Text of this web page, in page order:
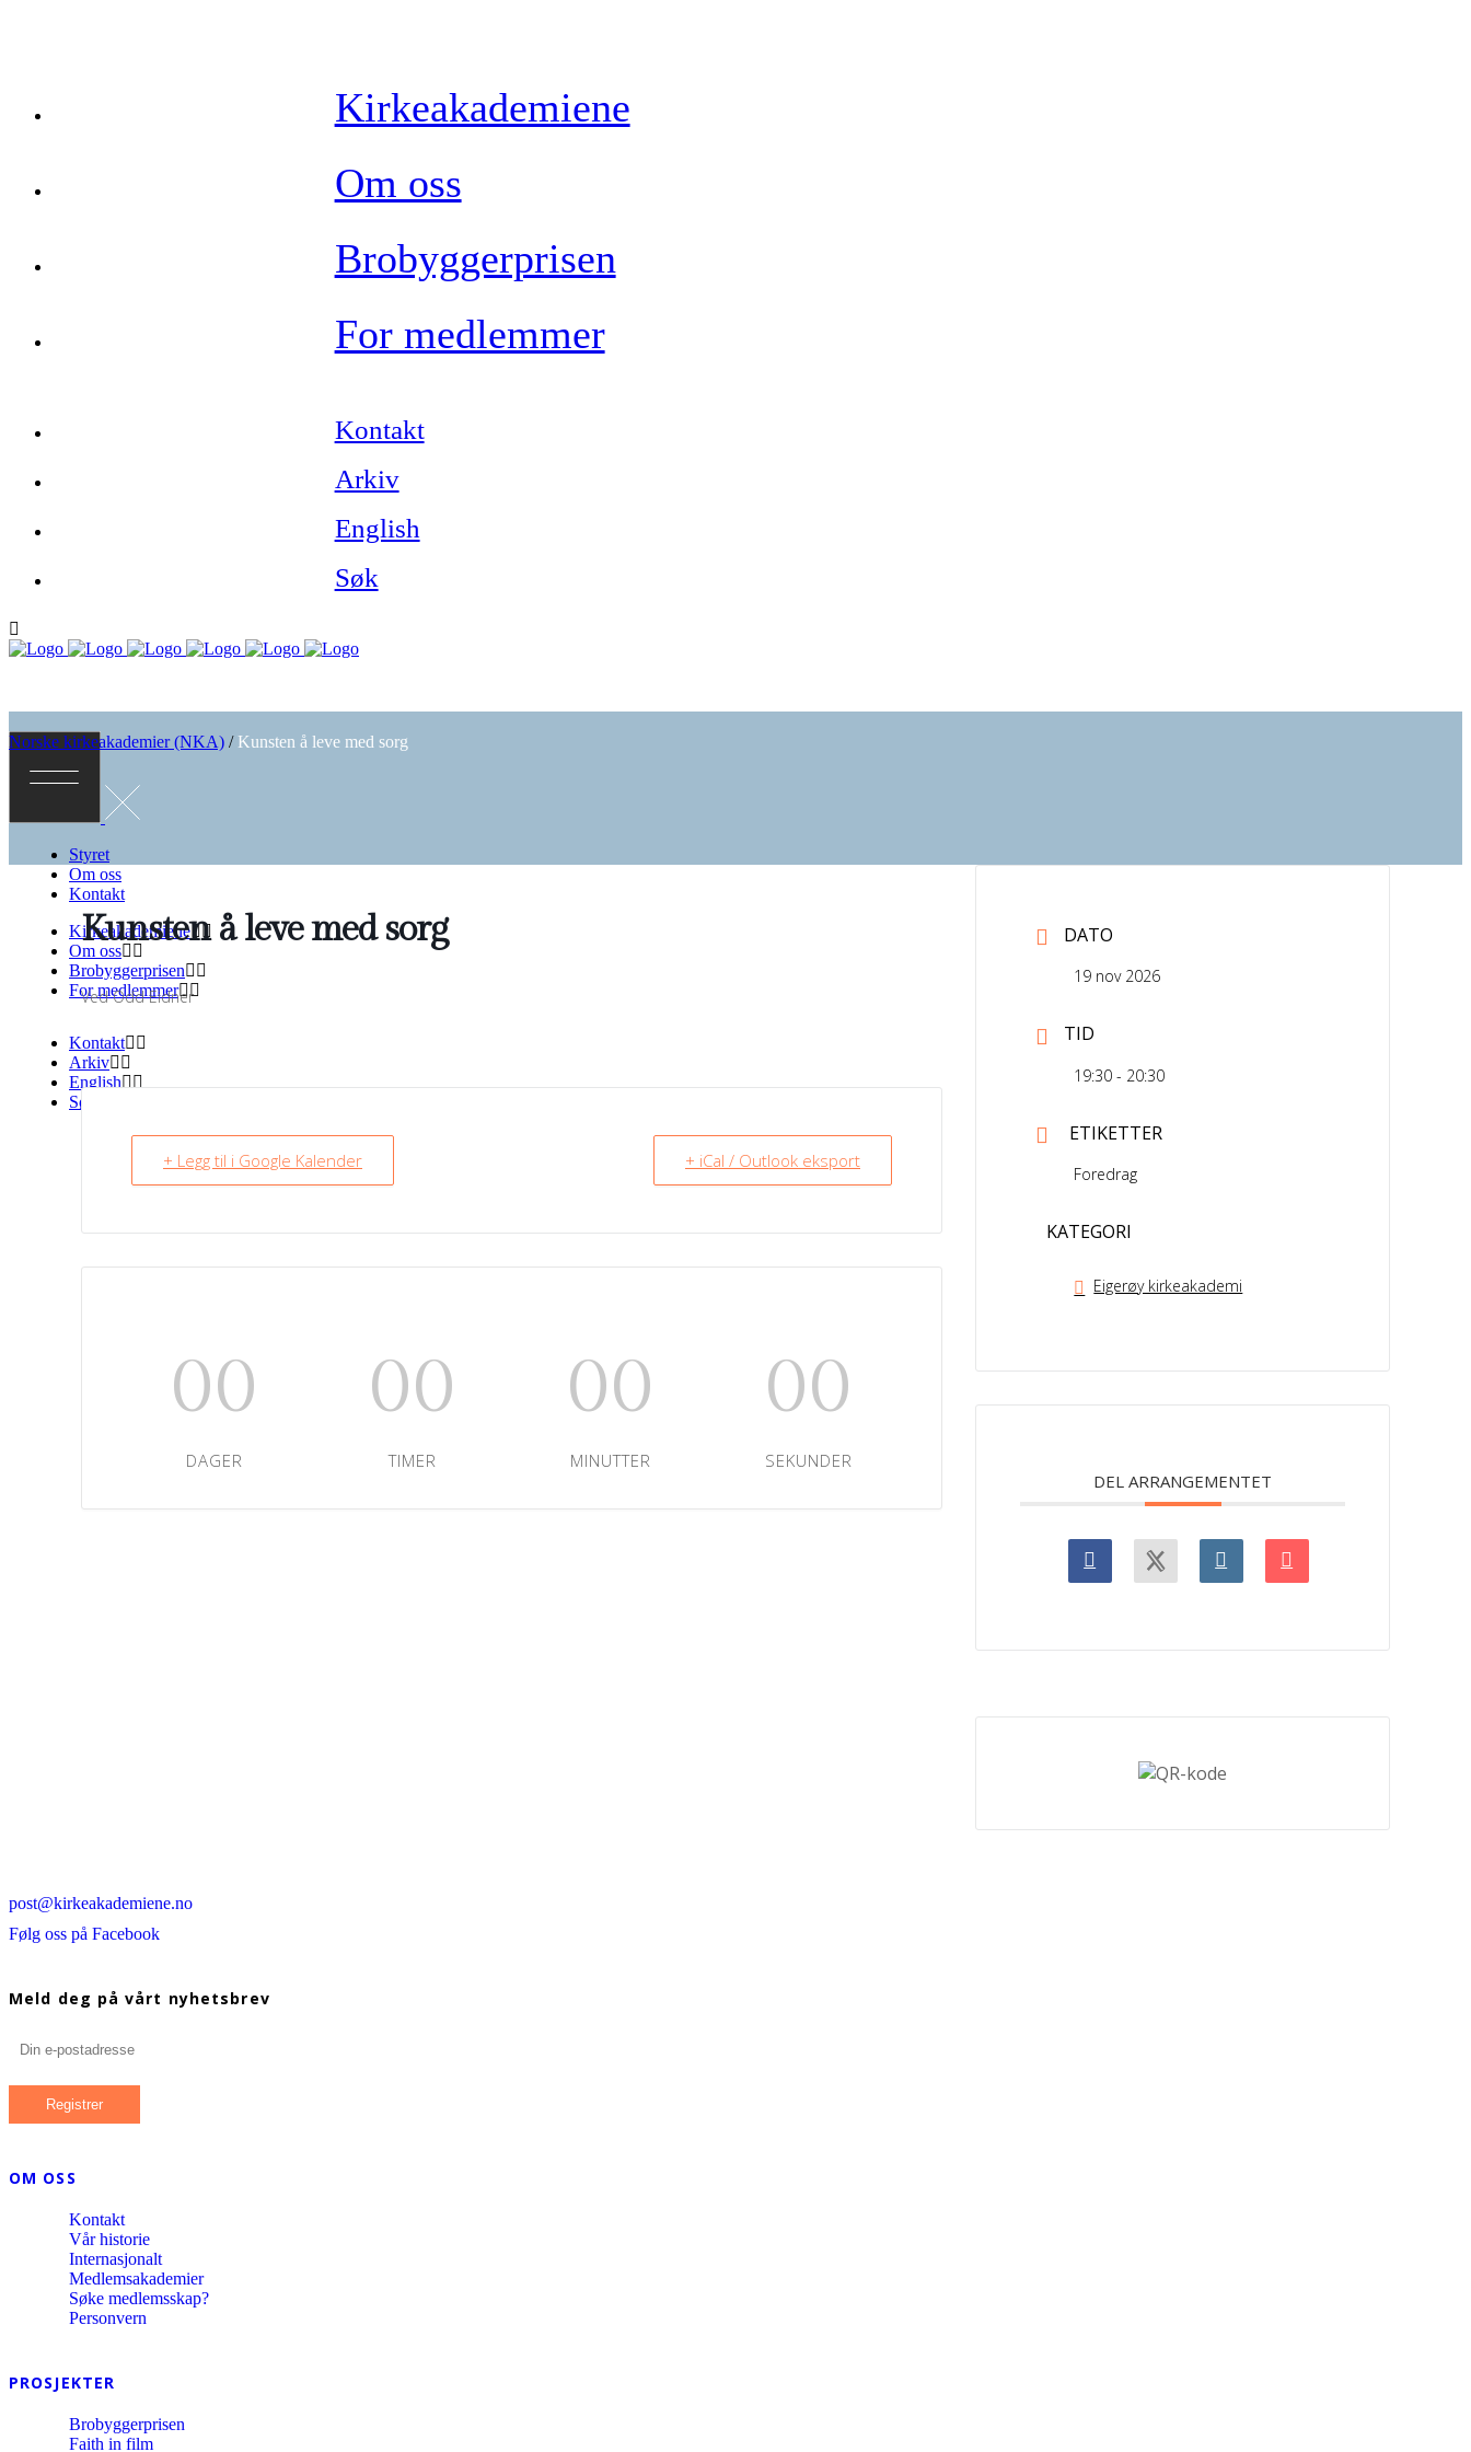
Kirkeakademiene
Om oss
Brobyggerprisen
For medlemmer
Kontakt
Arkiv
English
Søk
Styret
Om oss
Kontakt
Kirkeakademiene
Om oss
Brobyggerprisen
For medlemmer
Kontakt
Arkiv
English
Søk
Norske kirkeakademier (NKA) / Kunsten å leve med sorg
Kunsten å leve med sorg
Ved Odd Eidner
+ Legg til i Google Kalender + iCal / Outlook eksport
00
DAGER
00
TIMER
00
MINUTTER
00
SEKUNDER
DATO
19 nov 2026
TID
19:30 - 20:30
ETIKETTER
Foredrag
KATEGORI
Eigerøy kirkeakademi
DEL ARRANGEMENTET
post@kirkeakademiene.no
Følg oss på Facebook
Meld deg på vårt nyhetsbrev
OM OSS
Kontakt
Vår historie
Internasjonalt
Medlemsakademier
Søke medlemsskap?
Personvern
PROSJEKTER
Brobyggerprisen
Faith in film